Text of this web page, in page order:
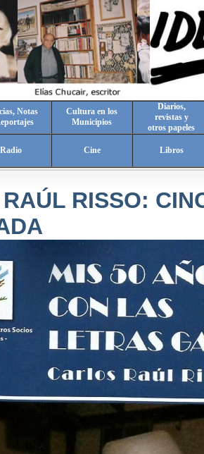
Notas
Cultura en los
Municipios
Diarios,
revistas y
otros papeles
Radio Cine Libros
RISSO: